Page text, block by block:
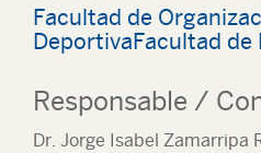
Facultad de
DeportivaFacultad de
Responsable /
Dr. Jorge Isabel Zamarripa